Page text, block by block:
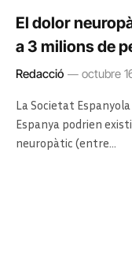
El dolor
a 3 milions de
Redacció octubre
La Societat
Espanya podrien
neuropàtic (entre…